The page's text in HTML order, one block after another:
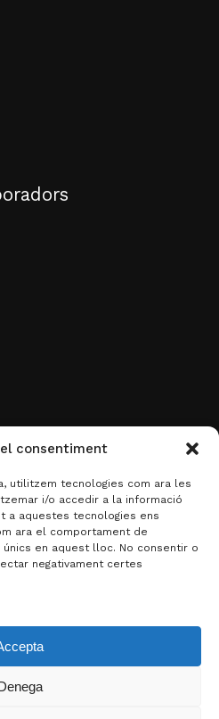
consentiment
utilitzem tecnologies com ara les
i/o accedir a la informació
a aquestes tecnologies ens
ara el comportament de
en aquest lloc. No consentir o
negativament certes
per